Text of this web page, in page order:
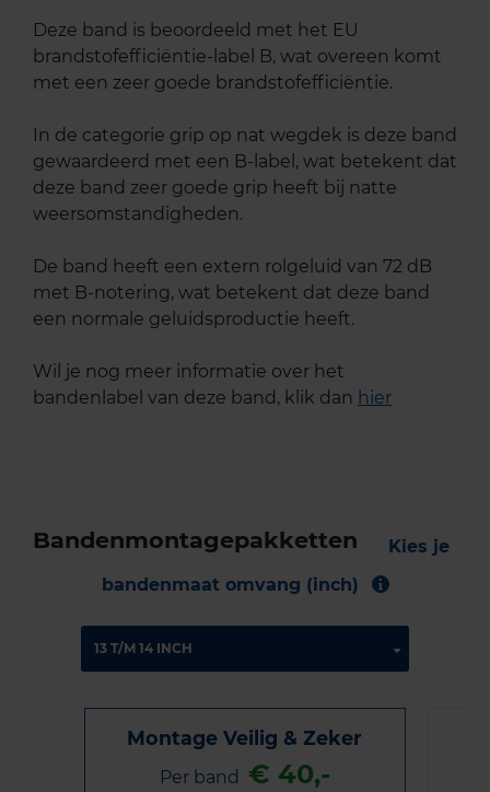
Deze band is beoordeeld met het EU
brandstofefficiëntie-label B, wat overeen komt
met een zeer goede brandstofefficiëntie.
In de categorie grip op nat wegdek is deze band
gewaardeerd met een B-label, wat betekent dat
deze band zeer goede grip heeft bij natte
weersomstandigheden.
De band heeft een extern rolgeluid van 72 dB
met B-notering, wat betekent dat deze band
een normale geluidsproductie heeft.
Wil je nog meer informatie over het
bandenlabel van deze band, klik dan hier
Bandenmontagepakketten
Kies je
bandenmaat omvang (inch)
Montage Veilig & Zeker
Per band € 40,-